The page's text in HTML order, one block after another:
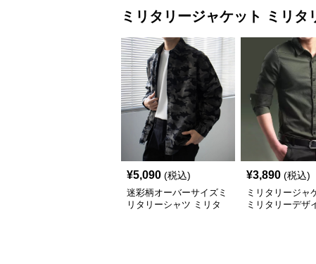
ミリタリージャケット ミリタ
¥5,090 (税込)
迷彩柄オーバーサイズミ
リタリーシャツ ミリタ
¥3,890 (税込)
ミリタリージャ
ミリタリーデザ